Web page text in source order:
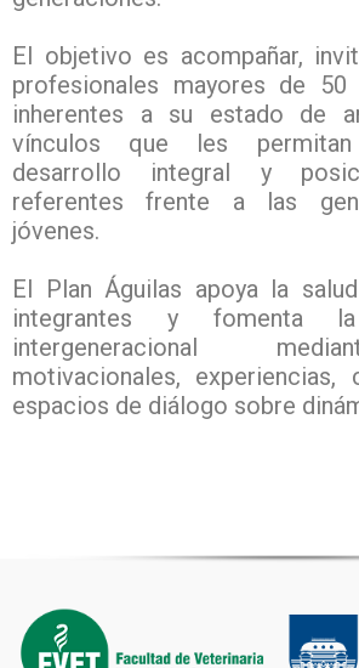
El objetivo es acompañar,
profesionales mayores de
inherentes a su estado de
vínculos que les
desarrollo integral y
referentes frente a las
jóvenes.
El Plan Águilas apoya la
integrantes y fomenta la
intergeneracional
motivacionales, experiencias,
espacios de diálogo sobre